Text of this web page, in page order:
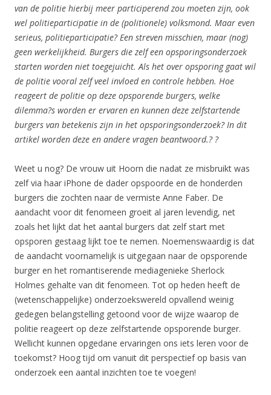
van de politie hierbij meer participerend zou moeten zijn, ook
wel politieparticipatie in de (politionele) volksmond. Maar even
serieus, politieparticipatie? Een streven misschien, maar (nog)
geen werkelijkheid. Burgers die zelf een opsporingsonderzoek
starten worden niet toegejuicht. Als het over opsporing gaat wil
de politie vooral zelf veel invloed en controle hebben. Hoe
reageert de politie op deze opsporende burgers, welke
dilemma?s worden er ervaren en kunnen deze zelfstartende
burgers van betekenis zijn in het opsporingsonderzoek? In dit
artikel worden deze en andere vragen beantwoord.? ?
Weet u nog? De vrouw uit Hoorn die nadat ze misbruikt was
zelf via haar iPhone de dader opspoorde en de honderden
burgers die zochten naar de vermiste Anne Faber. De
aandacht voor dit fenomeen groeit al jaren levendig, net
zoals het lijkt dat het aantal burgers dat zelf start met
opsporen gestaag lijkt toe te nemen. Noemenswaardig is dat
de aandacht voornamelijk is uitgegaan naar de opsporende
burger en het romantiserende mediagenieke Sherlock
Holmes gehalte van dit fenomeen. Tot op heden heeft de
(wetenschappelijke) onderzoekswereld opvallend weinig
gedegen belangstelling getoond voor de wijze waarop de
politie reageert op deze zelfstartende opsporende burger.
Wellicht kunnen opgedane ervaringen ons iets leren voor de
toekomst? Hoog tijd om vanuit dit perspectief op basis van
onderzoek een aantal inzichten toe te voegen!